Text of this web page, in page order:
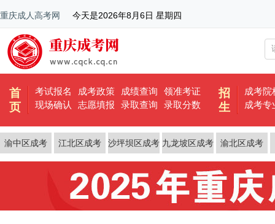
重庆成人高考网 今天是2026年8月6日 星期四
首
页
考试报名 成考政策 成绩查询
领准考证
现场确认
志愿填报 录取查询 录取分数
招
生
成考院
成考专
渝中区成考 江北区成考 沙坪坝区成考 九龙坡区成考 渝北区成考